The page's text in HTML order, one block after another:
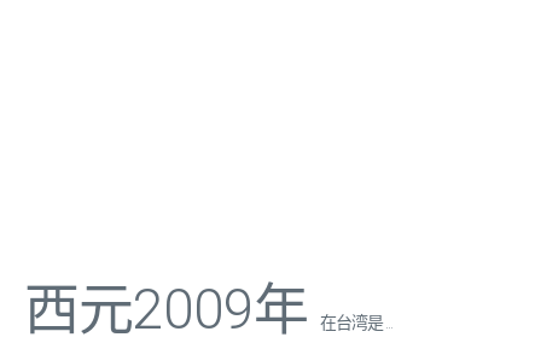
西元2009年 在台湾是 ...